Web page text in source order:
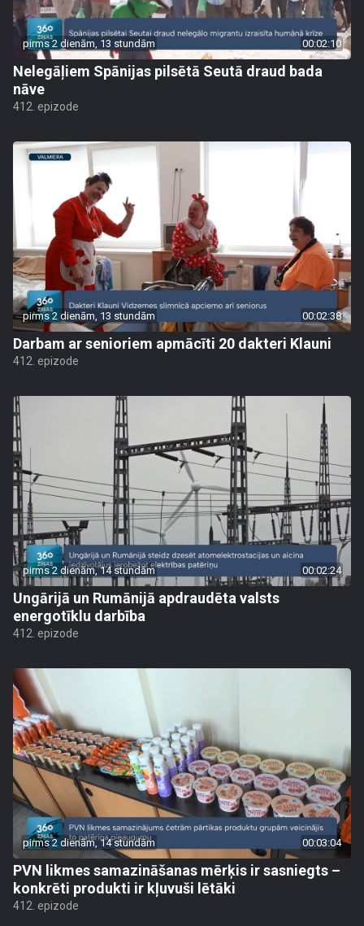
pirms 2 dienām, 13 stundām 00:02:10
Nelegāļiem Spānijas pilsētā Seutā draud bada
nāve
412. epizode
pirms 2 dienām, 13 stundām 00:02:38
Darbam ar senioriem apmācīti 20 dakteri Klauni
412. epizode
pirms 2 dienām, 14 stundām 00:02:24
Ungārijā un Rumānijā apdraudēta valsts
energotīklu darbība
412. epizode
pirms 2 dienām, 14 stundām 00:03:04
PVN likmes samazināšanas mērķis ir sasniegts –
konkrēti produkti ir kļuvuši lētāki
412. epizode